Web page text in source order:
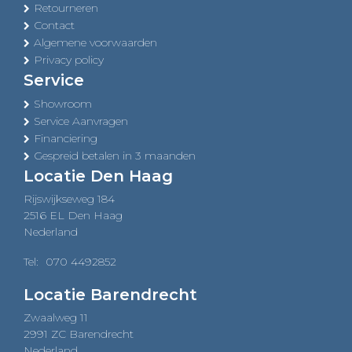
Retourneren
Contact
Algemene voorwaarden
Privacy policy
Service
Showroom
Service Aanvragen
Financiering
Gespreid betalen in 3 maanden
Locatie Den Haag
Rijswijkseweg 184
2516 EL Den Haag
Nederland
Tel: 070 4492852
Locatie Barendrecht
Zwaalweg 11
2991 ZC Barendrecht